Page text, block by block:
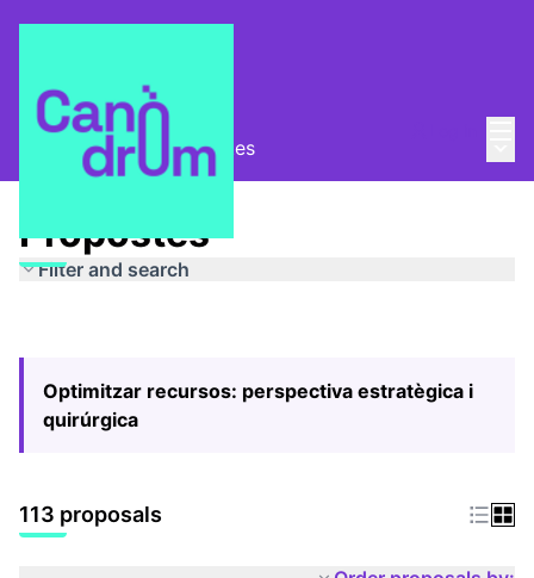
Pla Estratègic Propostes
Propostes
Filter and search
Optimitzar recursos: perspectiva estratègica i
quirúrgica
113 proposals